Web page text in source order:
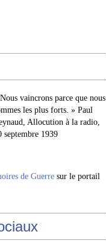
vaincrons parce que nous
les plus forts. » Paul
Allocution à la radio,
septembre 1939
de Guerre sur le portail